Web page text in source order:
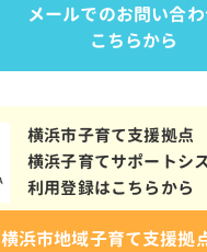
メールでのお問い合
こちらから
横浜市子育て支援拠点
横浜子育てサポートシ
利用登録はこちらから
横浜市地域子育て支援拠